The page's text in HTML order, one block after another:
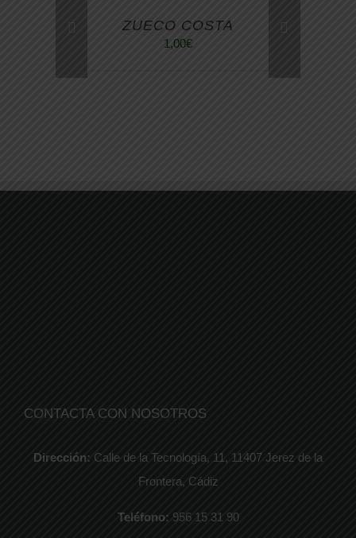
MÚLTIPLES
PRODUCTO
ZUECO COSTA
1,00€
CONTACTA CON NOSOTROS
Dirección: Calle de la Tecnología, 11, 11407 Jerez de la
Frontera, Cádiz
Teléfono: 956 15 31 90